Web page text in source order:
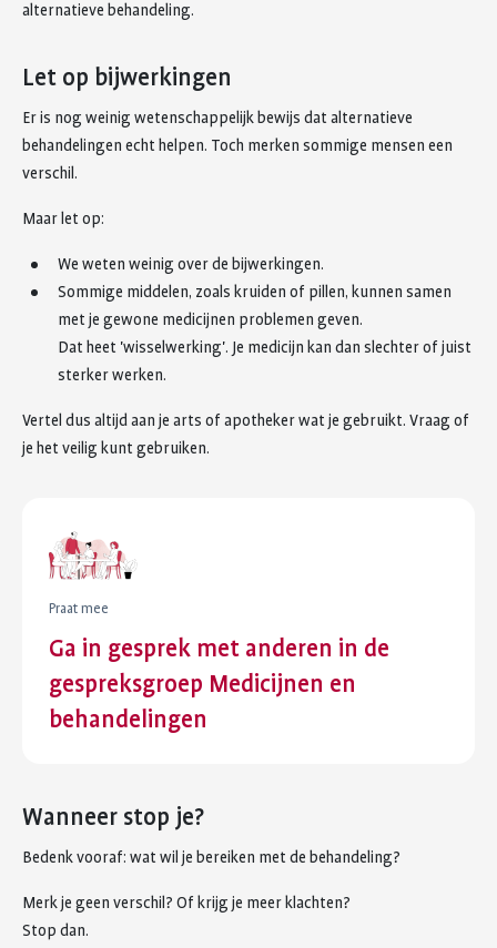
alternatieve behandeling.
Let op bijwerkingen
Er is nog weinig wetenschappelijk bewijs dat alternatieve
behandelingen echt helpen. Toch merken sommige mensen een
verschil.
Maar let op:
We weten weinig over de bijwerkingen.
Sommige middelen, zoals kruiden of pillen, kunnen samen
met je gewone medicijnen problemen geven.
Dat heet 'wisselwerking'. Je medicijn kan dan slechter of juist
sterker werken.
Vertel dus altijd aan je arts of apotheker wat je gebruikt. Vraag of
je het veilig kunt gebruiken.
Praat mee
Ga in gesprek met anderen in de
gespreksgroep Medicijnen en
behandelingen
Wanneer stop je?
Bedenk vooraf: wat wil je bereiken met de behandeling?
Merk je geen verschil? Of krijg je meer klachten?
Stop dan.